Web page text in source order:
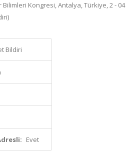
Kongresi, Antalya, Türkiye, 2 - 04
Bildiri
Evet